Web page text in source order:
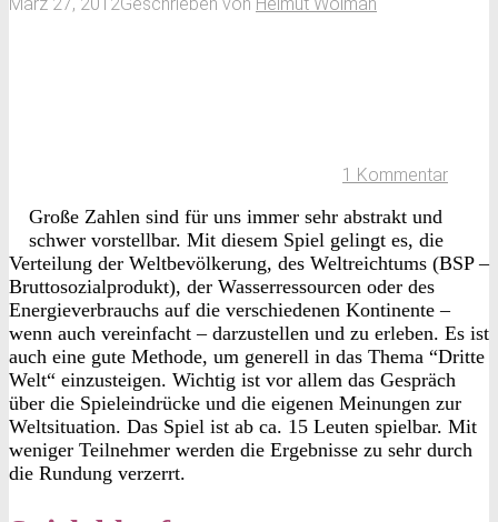
1 Kommentar
Große Zahlen sind für uns immer sehr abstrakt und
schwer vorstellbar. Mit diesem Spiel gelingt es, die
Verteilung der Weltbevölkerung, des Weltreichtums (BSP –
Bruttosozialprodukt), der Wasserressourcen oder des
Energieverbrauchs auf die verschiedenen Kontinente –
wenn auch vereinfacht – darzustellen und zu erleben. Es ist
auch eine gute Methode, um generell in das Thema “Dritte
Welt“ einzusteigen. Wichtig ist vor allem das Gespräch
über die Spieleindrücke und die eigenen Meinungen zur
Weltsituation. Das Spiel ist ab ca. 15 Leuten spielbar. Mit
weniger Teilnehmer werden die Ergebnisse zu sehr durch
die Rundung verzerrt.